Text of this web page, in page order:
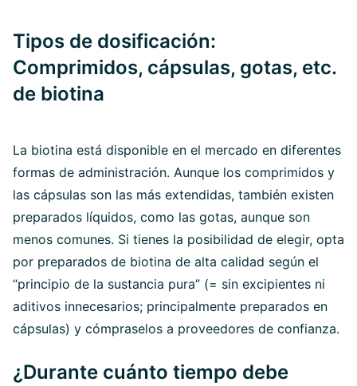
Tipos de dosificación:
Comprimidos, cápsulas, gotas, etc.
de biotina
La biotina está disponible en el mercado en diferentes
formas de administración. Aunque los comprimidos y
las cápsulas son las más extendidas, también existen
preparados líquidos, como las gotas, aunque son
menos comunes. Si tienes la posibilidad de elegir, opta
por preparados de biotina de alta calidad según el
“principio de la sustancia pura” (= sin excipientes ni
aditivos innecesarios; principalmente preparados en
cápsulas) y cómpraselos a proveedores de confianza.
¿Durante cuánto tiempo debe